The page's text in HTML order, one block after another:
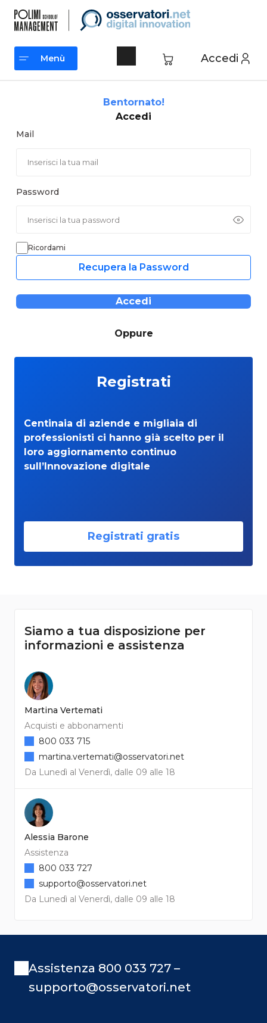
contenuto
Accedi
Menù
Bentornato!
Accedi
Mail
Password
Ricordami
Recupera la Password
Accedi
Oppure
Registrati
Centinaia di aziende e migliaia di
professionisti ci hanno già scelto per il
loro aggiornamento continuo
sull’Innovazione digitale
Registrati gratis
Siamo a tua disposizione per
informazioni e assistenza
Martina Vertemati
Acquisti e abbonamenti
Da Lunedì al Venerdì, dalle 09 alle 18
800 033 715
martina.vertemati@osservatori.net
Alessia Barone
Assistenza
Da Lunedì al Venerdì, dalle 09 alle 18
800 033 727
supporto@osservatori.net
Assistenza 800 033 727 –
supporto@osservatori.net